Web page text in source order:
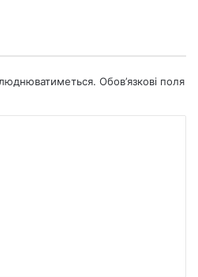
Обов’язкові поля